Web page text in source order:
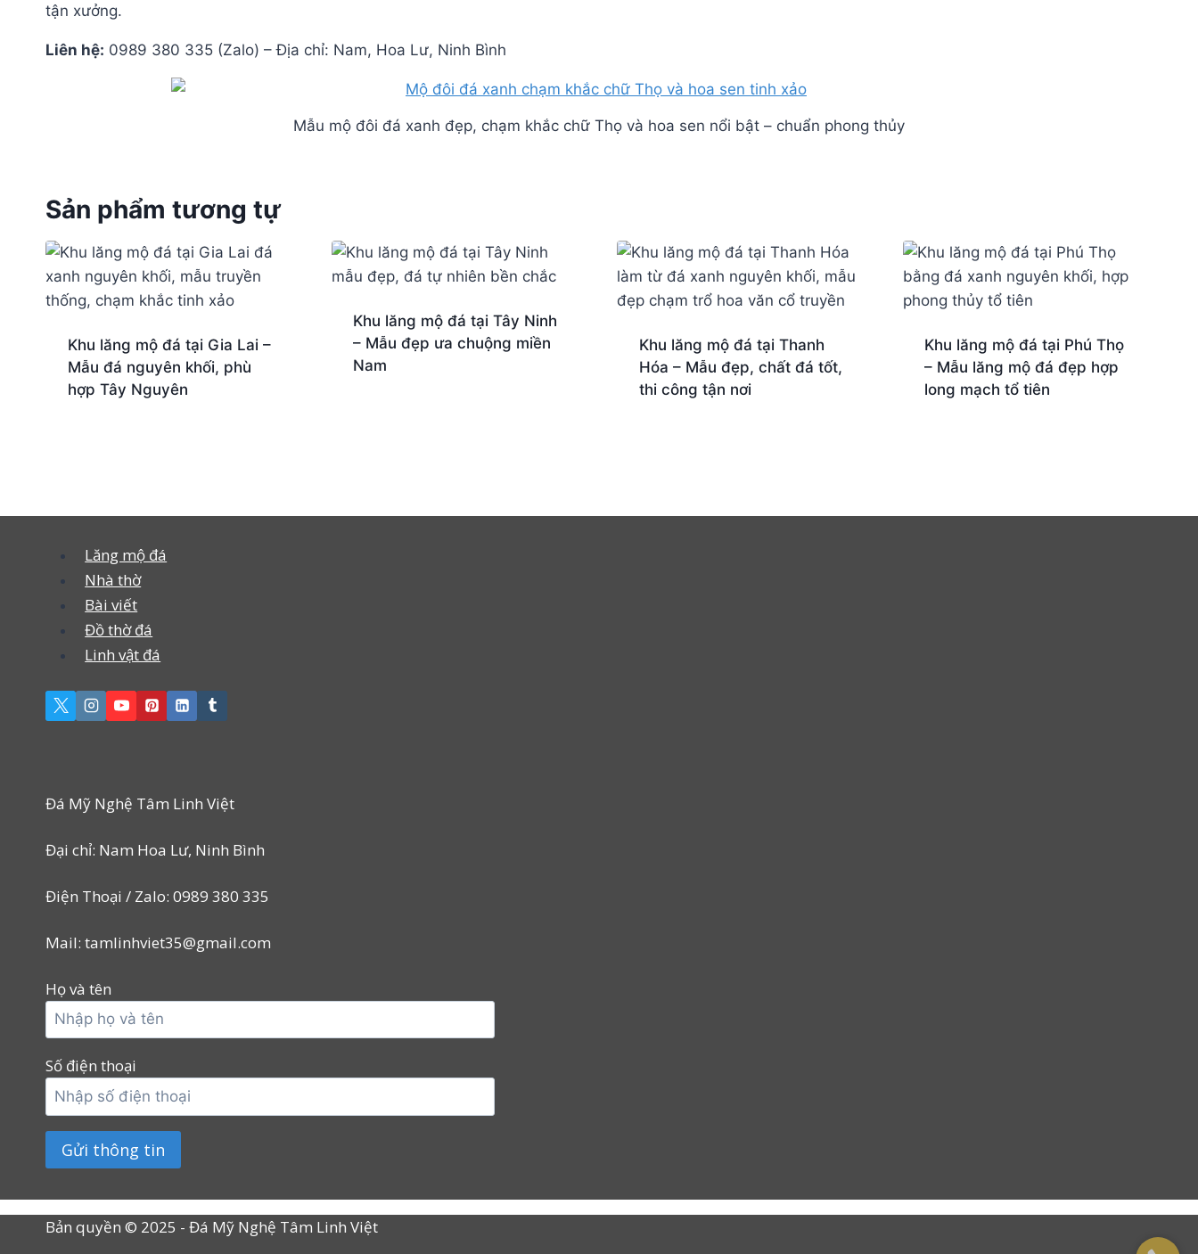
tận xưởng.
Liên hệ: 0989 380 335 (Zalo) – Địa chỉ: Nam, Hoa Lư, Ninh Bình
Mẫu mộ đôi đá xanh đẹp, chạm khắc chữ Thọ và hoa sen nổi bật – chuẩn phong thủy
Sản phẩm tương tự
Khu lăng mộ đá tại Gia Lai –
Mẫu đá nguyên khối, phù
hợp Tây Nguyên
Khu lăng mộ đá tại Tây Ninh
– Mẫu đẹp ưa chuộng miền
Nam
Khu lăng mộ đá tại Thanh
Hóa – Mẫu đẹp, chất đá tốt,
thi công tận nơi
Khu lăng mộ đá tại Phú Thọ
– Mẫu lăng mộ đá đẹp hợp
long mạch tổ tiên
Lăng mộ đá
Nhà thờ
Bài viết
Đồ thờ đá
Linh vật đá
Đá Mỹ Nghệ Tâm Linh Việt
Đại chỉ: Nam Hoa Lư, Ninh Bình
Điện Thoại / Zalo: 0989 380 335
Mail: tamlinhviet35@gmail.com
Họ và tên
Số điện thoại
Bản quyền © 2025 - Đá Mỹ Nghệ Tâm Linh Việt